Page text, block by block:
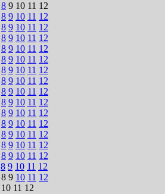
8 9 10 11 12
8 9 10 11 12
8 9 10 11 12
8 9 10 11 12
8 9 10 11 12
8 9 10 11 12
8 9 10 11 12
8 9 10 11 12
8 9 10 11 12
8 9 10 11 12
8 9 10 11 12
8 9 10 11 12
8 9 10 11 12
8 9 10 11 12
8 9 10 11 12
8 9 10 11 12
8 9 10 11 12
10 11 12